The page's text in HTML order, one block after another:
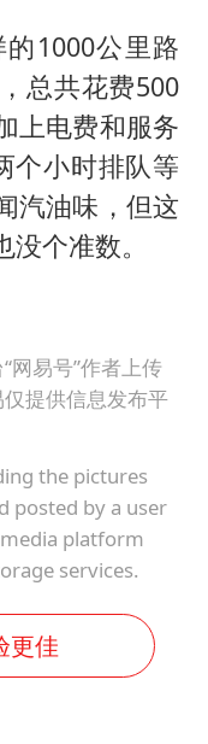
1000公里路
总共花费500
上电费和服务
个小时排队等
汽油味，但这
个准数。
网易号”作者上传
提供信息发布平
the pictures
posted by a user
media platform
services.
更佳